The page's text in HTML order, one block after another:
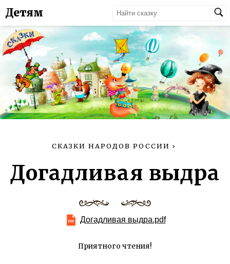
Детям
СКАЗКИ НАРОДОВ РОССИИ ›
Догадливая выдра
Догадливая выдра.pdf
Приятного чтения!